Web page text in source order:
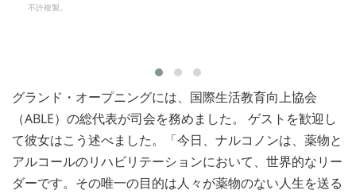
不許複製。
グランド・オープニングには、国際生活教育向上協会
（ABLE）の総代表が司会を務めました。 ゲストを歓迎し
て彼女はこう述べました。「今日、ナルコノンは、薬物と
アルコールのリハビリテーションにおいて、世界的なリー
ダーです。その唯一の目的は人々が薬物のない人生を送る